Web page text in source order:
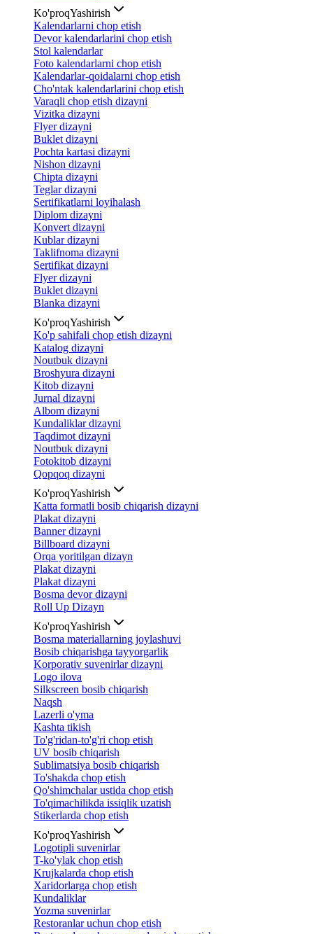
Ko'proqYashirish
Kalendarlarni chop etish
Devor kalendarlarini chop etish
Stol kalendarlar
Foto kalendarlarni chop etish
Kalendarlar-qoidalarni chop etish
Cho'ntak kalendarlarini chop etish
Varaqli chop etish dizayni
Vizitka dizayni
Flyer dizayni
Buklet dizayni
Pochta kartasi dizayni
Nishon dizayni
Chipta dizayni
Teglar dizayni
Sertifikatlarni loyihalash
Diplom dizayni
Konvert dizayni
Kublar dizayni
Taklifnoma dizayni
Sertifikat dizayni
Flyer dizayni
Buklet dizayni
Blanka dizayni
Ko'proqYashirish
Ko'p sahifali chop etish dizayni
Katalog dizayni
Noutbuk dizayni
Broshyura dizayni
Kitob dizayni
Jurnal dizayni
Albom dizayni
Kundaliklar dizayni
Taqdimot dizayni
Noutbuk dizayni
Fotokitob dizayni
Qopqoq dizayni
Ko'proqYashirish
Katta formatli bosib chiqarish dizayni
Plakat dizayni
Banner dizayni
Billboard dizayni
Orqa yoritilgan dizayn
Plakat dizayni
Plakat dizayni
Bosma devor dizayni
Roll Up Dizayn
Ko'proqYashirish
Bosma materiallarning joylashuvi
Bosib chiqarishga tayyorgarlik
Korporativ suvenirlar dizayni
Logo ilova
Silkscreen bosib chiqarish
Naqsh
Lazerli o'yma
Kashta tikish
To'g'ridan-to'g'ri chop etish
UV bosib chiqarish
Sublimatsiya bosib chiqarish
To'shakda chop etish
Qo'shimchalar ustida chop etish
To'qimachilikda issiqlik uzatish
Stikerlarda chop etish
Ko'proqYashirish
Logotipli suvenirlar
T-ko'ylak chop etish
Krujkalarda chop etish
Xaridorlarga chop etish
Kundaliklar
Yozma suvenirlar
Restoranlar uchun chop etish